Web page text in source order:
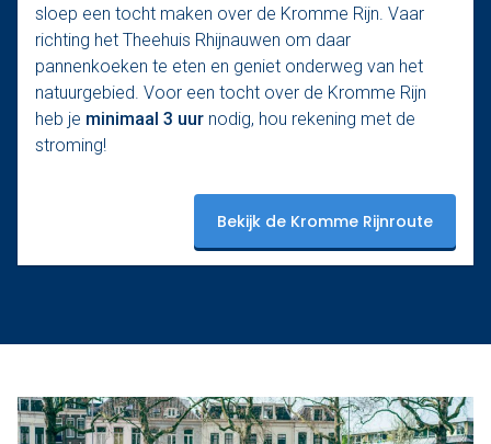
sloep een tocht maken over de Kromme Rijn. Vaar
richting het Theehuis Rhijnauwen om daar
pannenkoeken te eten en geniet onderweg van het
natuurgebied. Voor een tocht over de Kromme Rijn
heb je minimaal 3 uur nodig, hou rekening met de
stroming!
Bekijk de Kromme Rijnroute